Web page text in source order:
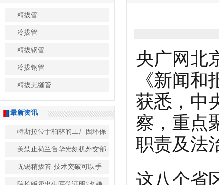
精拔管
冷拔管
精拔钢管
冷拔钢管
精拔无缝管
最新资讯
特斯拉位于柏林的工厂因环保
美禁止荷兰售华光刻机外交部
无锡精拔管-技术突破可以手
央广网北
《新闻
获悉，中
察，重点
职责及法
这八个省